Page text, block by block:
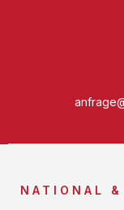
NATIONAL